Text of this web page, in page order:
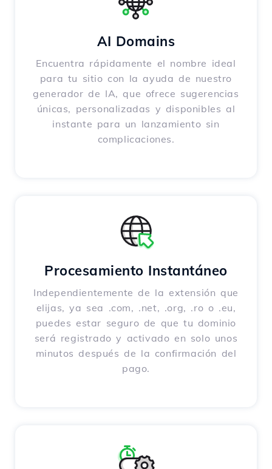
AI Domains
Encuentra rápidamente el nombre ideal
para tu sitio con la ayuda de nuestro
generador de IA, que ofrece sugerencias
únicas, personalizadas y disponibles al
instante para un lanzamiento sin
complicaciones.
Procesamiento Instantáneo
Independientemente de la extensión que
elijas, ya sea .com, .net, .org, .ro o .eu,
puedes estar seguro de que tu dominio
será registrado y activado en solo unos
minutos después de la confirmación del
pago.